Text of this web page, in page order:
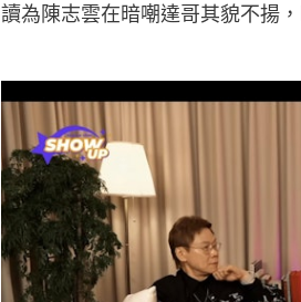
讀為陳志雲在暗嘲達哥其貌不揚